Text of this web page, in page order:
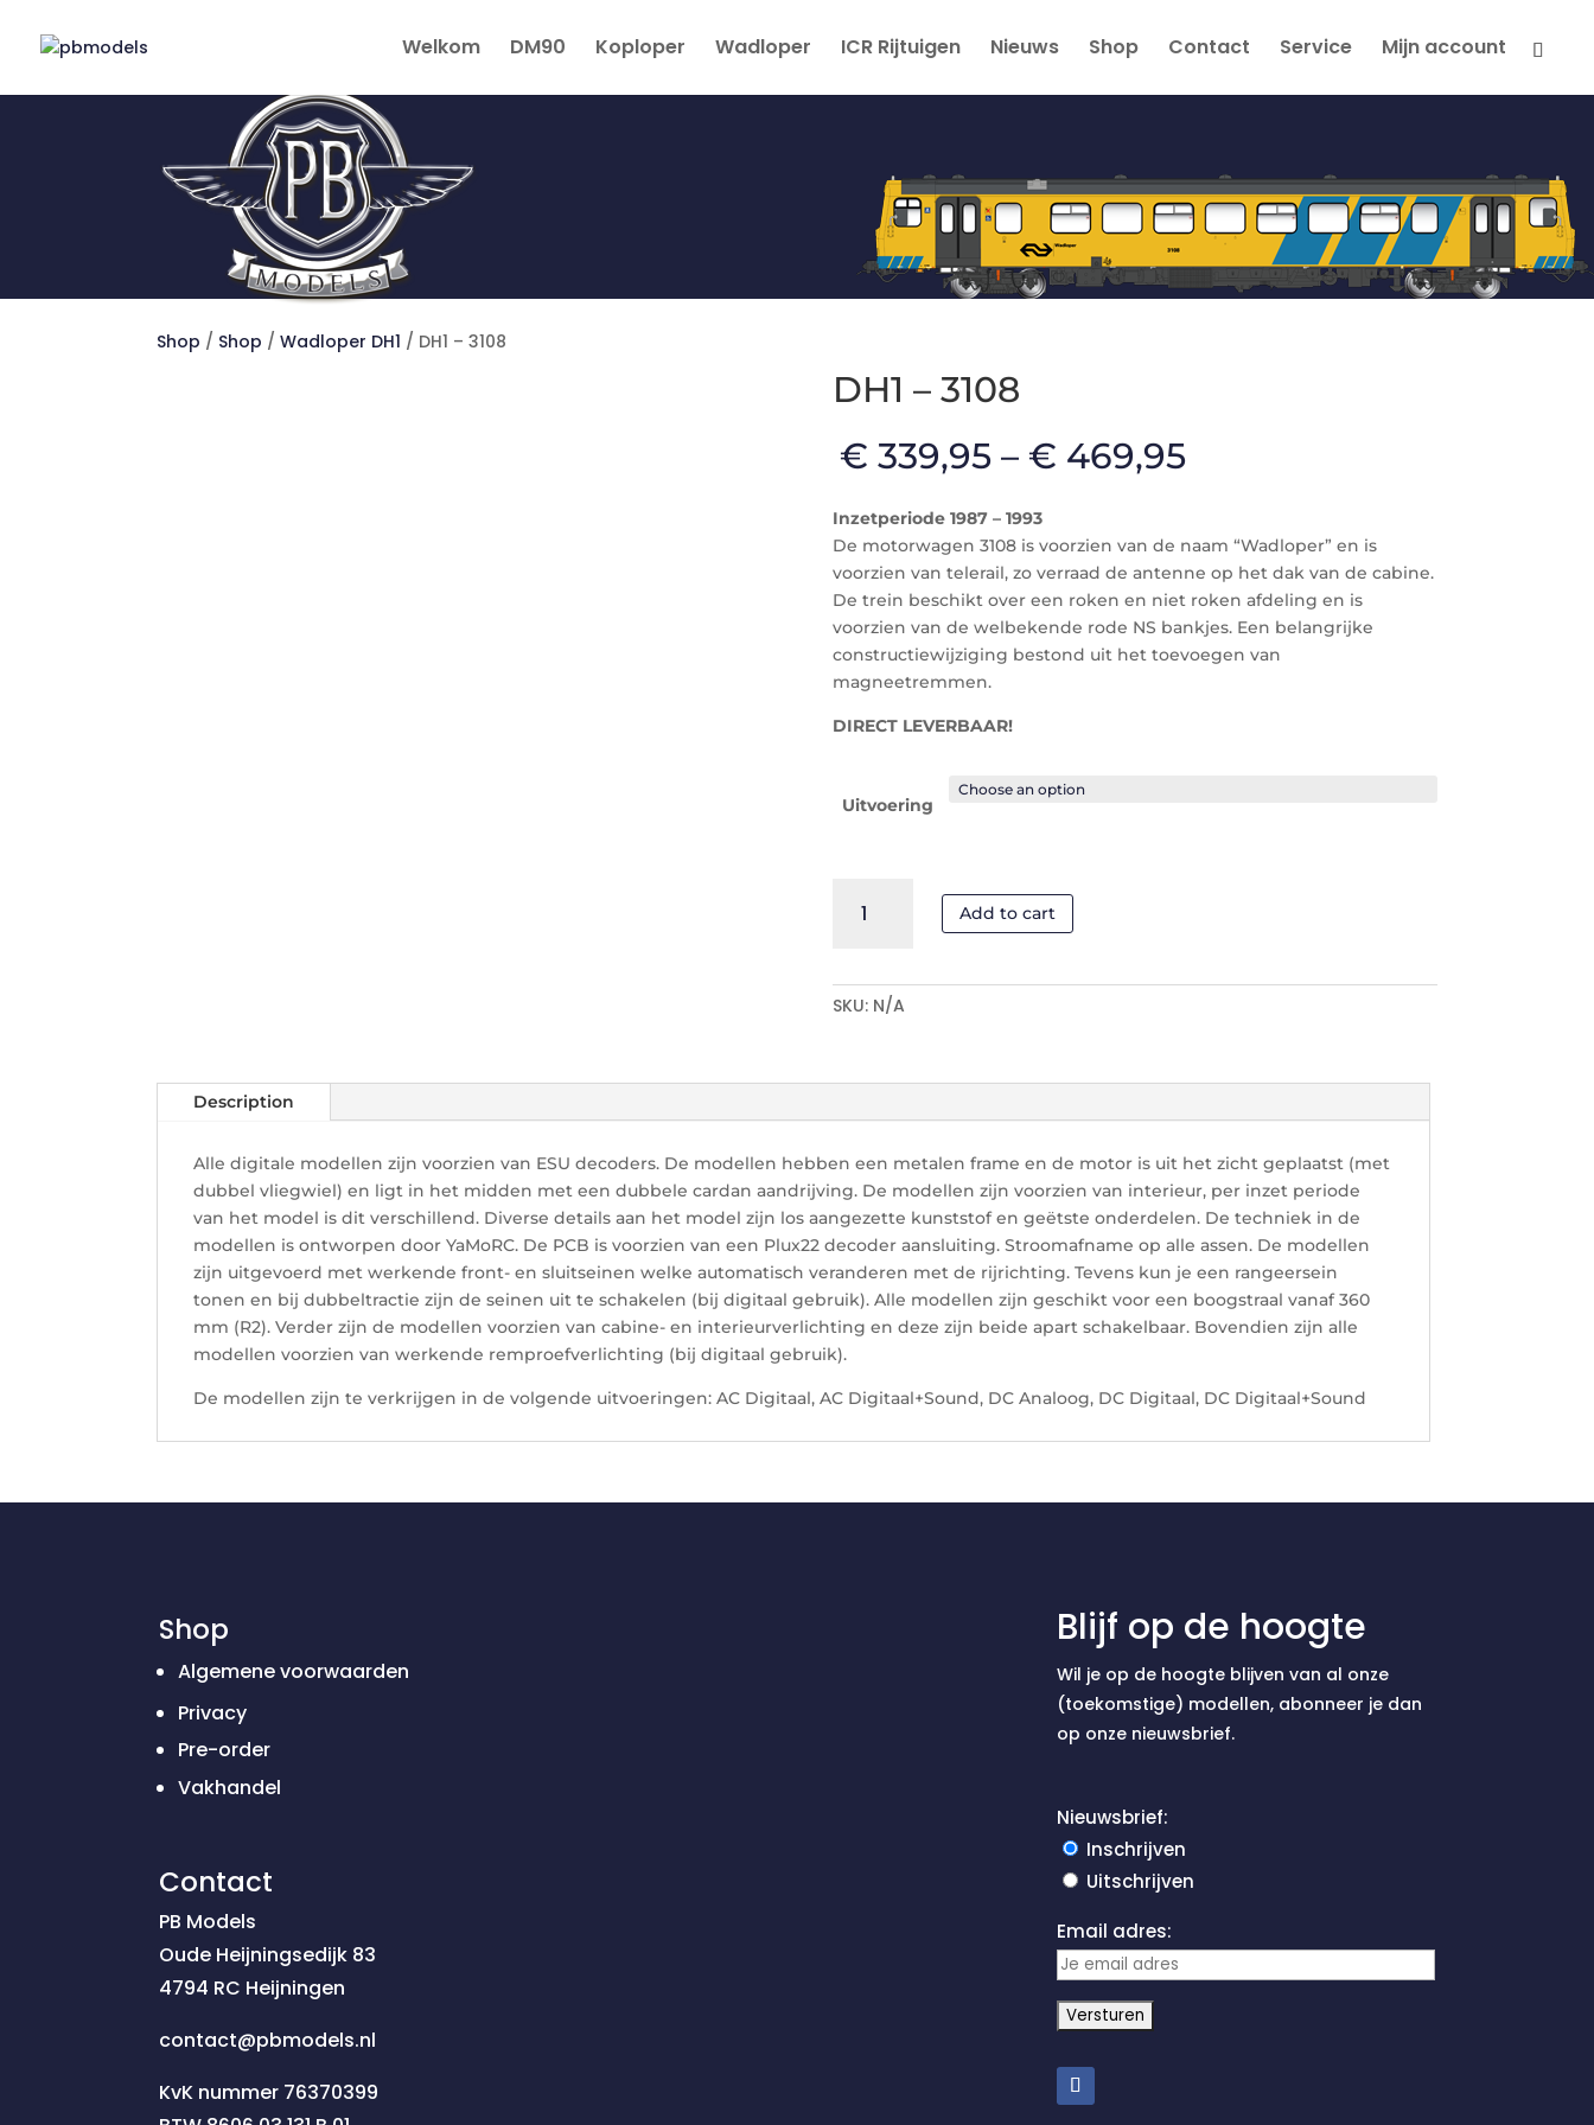
Welkom DM90 Koploper Wadloper ICR Rijtuigen Nieuws Shop Contact Service Mijn account
Shop / Shop / Wadloper DH1 / DH1 – 3108
DH1 – 3108
€ 339,95– € 469,95
Inzetperiode 1987 – 1993
De motorwagen 3108 is voorzien van de naam “Wadloper” en is
voorzien van telerail, zo verraad de antenne op het dak van de cabine.
De trein beschikt over een roken en niet roken afdeling en is
voorzien van de welbekende rode NS bankjes. Een belangrijke
constructiewijziging bestond uit het toevoegen van
magneetremmen.
DIRECT LEVERBAAR!
Uitvoering
Add to cart
SKU: N/A
Description
Alle digitale modellen zijn voorzien van ESU decoders. De modellen hebben een metalen frame en de motor is uit het zicht geplaatst (met
dubbel vliegwiel) en ligt in het midden met een dubbele cardan aandrijving. De modellen zijn voorzien van interieur, per inzet periode
van het model is dit verschillend. Diverse details aan het model zijn los aangezette kunststof en geëtste onderdelen. De techniek in de
modellen is ontworpen door YaMoRC. De PCB is voorzien van een Plux22 decoder aansluiting. Stroomafname op alle assen. De modellen
zijn uitgevoerd met werkende front- en sluitseinen welke automatisch veranderen met de rijrichting. Tevens kun je een rangeersein
tonen en bij dubbeltractie zijn de seinen uit te schakelen (bij digitaal gebruik). Alle modellen zijn geschikt voor een boogstraal vanaf 360
mm (R2). Verder zijn de modellen voorzien van cabine- en interieurverlichting en deze zijn beide apart schakelbaar. Bovendien zijn alle
modellen voorzien van werkende remproefverlichting (bij digitaal gebruik).
De modellen zijn te verkrijgen in de volgende uitvoeringen: AC Digitaal, AC Digitaal+Sound, DC Analoog, DC Digitaal, DC Digitaal+Sound
Shop
Algemene voorwaarden
Privacy
Pre-order
Vakhandel
Contact
PB Models
Oude Heijningsedijk 83
4794 RC Heijningen
contact@pbmodels.nl
KvK nummer 76370399
Blijf op de hoogte
Wil je op de hoogte blijven van al onze
(toekomstige) modellen, abonneer je dan
op onze nieuwsbrief.
Nieuwsbrief:
Inschrijven
Uitschrijven
Email adres: